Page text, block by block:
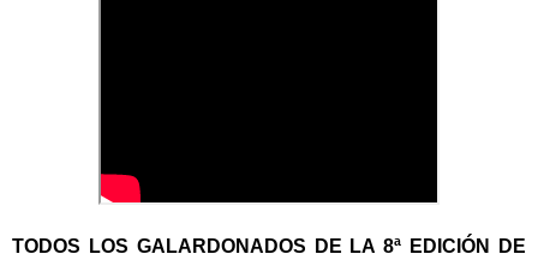
TODOS LOS GALARDONADOS DE LA 8ª EDICIÓN DE